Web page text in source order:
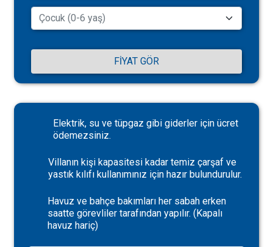
FIYAT GÖR
Elektrik, su ve tüpgaz gibi giderler için ücret
ödemezsiniz.
Villanın kişi kapasitesi kadar temiz çarşaf ve
yastık kılıfı kullanımınız için hazır bulundurulur.
Havuz ve bahçe bakımları her sabah erken
saatte görevliler tarafından yapılır. (Kapalı
havuz hariç)